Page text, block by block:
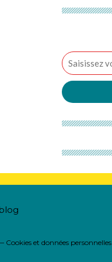
Cookies et données personnelles